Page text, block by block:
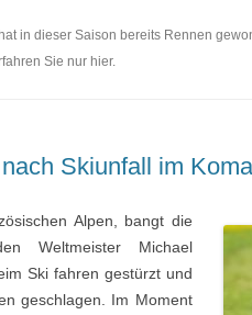
in dieser Saison bereits Rennen
Sie nur hier.
Skiunfall im Koma
Alpen, bangt die
Weltmeister Michael
Ski fahren gestürzt und
geschlagen. Im Moment